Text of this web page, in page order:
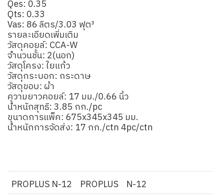
Qes: 0.35
Qts: 0.33
Vas: 86 ลิตร/3.03 ฟุต³
รายละเอียดเพิ่มเติม
วัสดุคอยล์: CCA-W
จำนวนชั้น: 2(นอก)
วัสดุโครง: ใยแก้ว
วัสดุกระบอก: กระดาษ
วัสดุขอบ: ผ้า
ความยาวคอยล์: 17 มม./0.66 นิ้ว
น้ำหนักสุทธิ: 3.85 กก./pc
ขนาดการแพ็ค: 675x345x345 มม.
น้ำหนักการจัดส่ง: 17 กก./ctn 4pc/ctn
PROPLUS N-12 PROPLUS N-12